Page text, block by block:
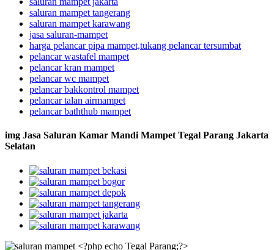
saluran mampet tangerang
saluran mampet karawang
jasa saluran-mampet
harga pelancar pipa mampet,tukang pelancar tersumbat
pelancar wastafel mampet
pelancar kran mampet
pelancar wc mampet
pelancar bakkontrol mampet
pelancar talan airmampet
pelancar baththub mampet
img Jasa Saluran Kamar Mandi Mampet Tegal Parang Jakarta
Selatan